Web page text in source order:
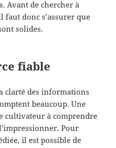
Avant de chercher à
faut donc s’assurer que
solides.
fiable
clarté des informations
beaucoup. Une
cultivateur à comprendre
Pour
il est possible de